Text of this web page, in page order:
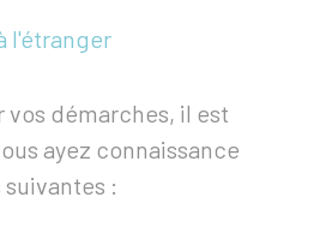
l'étranger
vos démarches, il est
ayez connaissance
: